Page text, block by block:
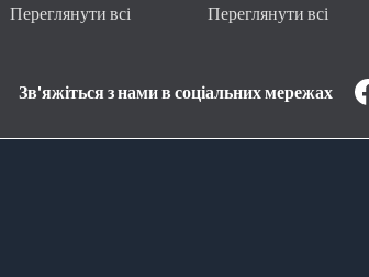
Переглянути всі
Переглянути всі
Зв'яжіться з нами в соціальних мережах